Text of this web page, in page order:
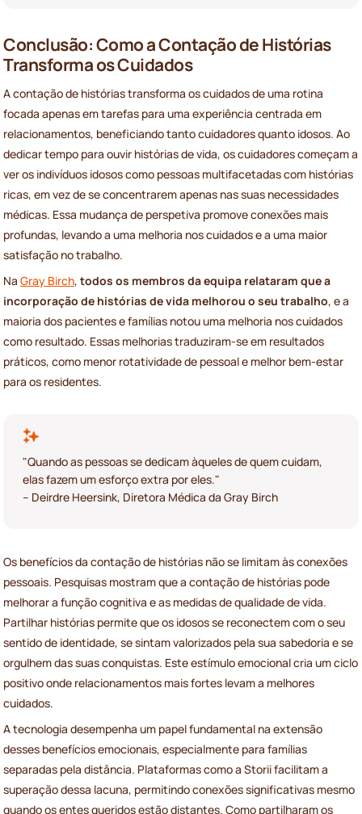
Conclusão: Como a Contação de Histórias
Transforma os Cuidados
A contação de histórias transforma os cuidados de uma rotina
focada apenas em tarefas para uma experiência centrada em
relacionamentos, beneficiando tanto cuidadores quanto idosos. Ao
dedicar tempo para ouvir histórias de vida, os cuidadores começam a
ver os indivíduos idosos como pessoas multifacetadas com histórias
ricas, em vez de se concentrarem apenas nas suas necessidades
médicas. Essa mudança de perspetiva promove conexões mais
profundas, levando a uma melhoria nos cuidados e a uma maior
satisfação no trabalho.
Na Gray Birch, todos os membros da equipa relataram que a
incorporação de histórias de vida melhorou o seu trabalho, e a
maioria dos pacientes e famílias notou uma melhoria nos cuidados
como resultado. Essas melhorias traduziram-se em resultados
práticos, como menor rotatividade de pessoal e melhor bem-estar
para os residentes.
"Quando as pessoas se dedicam àqueles de quem cuidam,
elas fazem um esforço extra por eles."
– Deirdre Heersink, Diretora Médica da Gray Birch
Os benefícios da contação de histórias não se limitam às conexões
pessoais. Pesquisas mostram que a contação de histórias pode
melhorar a função cognitiva e as medidas de qualidade de vida.
Partilhar histórias permite que os idosos se reconectem com o seu
sentido de identidade, se sintam valorizados pela sua sabedoria e se
orgulhem das suas conquistas. Este estímulo emocional cria um ciclo
positivo onde relacionamentos mais fortes levam a melhores
cuidados.
A tecnologia desempenha um papel fundamental na extensão
desses benefícios emocionais, especialmente para famílias
separadas pela distância. Plataformas como a Storii facilitam a
superação dessa lacuna, permitindo conexões significativas mesmo
quando os entes queridos estão distantes. Como partilharam os